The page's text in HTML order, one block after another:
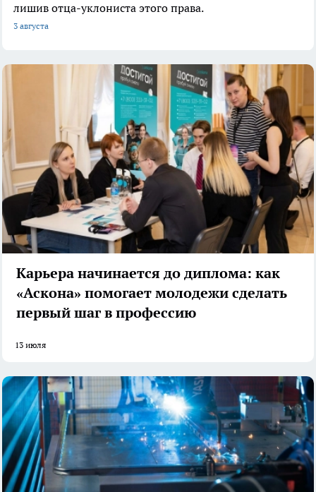
лишив отца-уклониста этого права.
3 августа
Карьера начинается до диплома: как
«Аскона» помогает молодежи сделать
первый шаг в профессию
13 июля